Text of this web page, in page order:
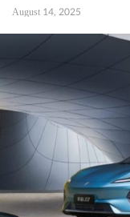
August 14, 2025